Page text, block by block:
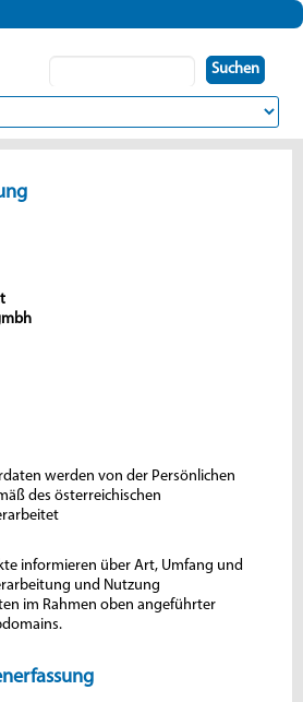
Suchen
werden von der Persönlichen
des österreichischen
informieren über Art, Umfang und
und Nutzung
im Rahmen oben angeführter